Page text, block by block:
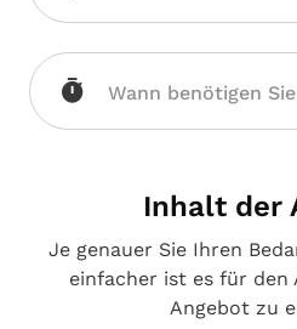
Inhalt der
Je genauer Sie Ihren
einfacher ist es für den
Angebot zu